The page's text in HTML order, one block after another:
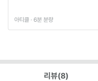
아티클 · 6분 분량
리뷰(8)